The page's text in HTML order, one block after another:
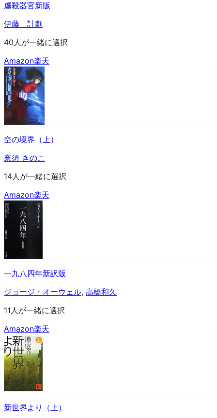
虐殺器官新版
伊藤 計劃
40人が一緒に選択
Amazon楽天
空の境界（上）
奈須 きのこ
14人が一緒に選択
Amazon楽天
一九八四年新訳版
ジョージ・オーウェル, 高橋和久
11人が一緒に選択
Amazon楽天
新世界より（上）